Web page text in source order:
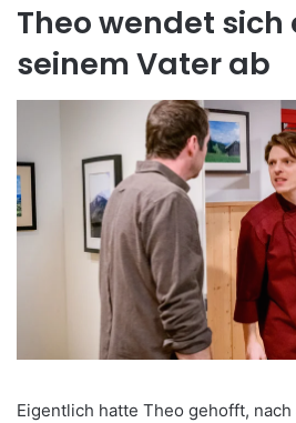
Theo wendet sich
seinem Vater ab
Eigentlich hatte Theo gehofft,